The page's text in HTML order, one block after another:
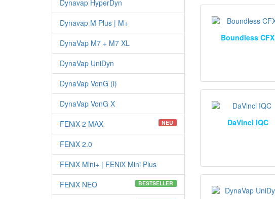
Boundless CFX
DaVinci IQC
Dynavap HyperDyn
Dynavap M Plus | M+
DynaVap M7 + M7 XL
DynaVap UniDyn
DynaVap VonG (i)
DynaVap VonG X
FENiX 2 MAX
NEU
FENiX 2.0
FENiX Mini+ | FENiX Mini Plus
FENiX NEO
BESTSELLER